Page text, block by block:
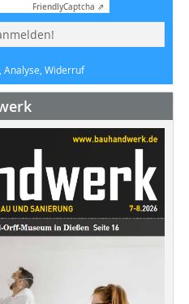
FriendlyCaptcha ⇗
Analyse, Widerruf